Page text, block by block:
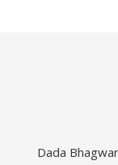
Dada